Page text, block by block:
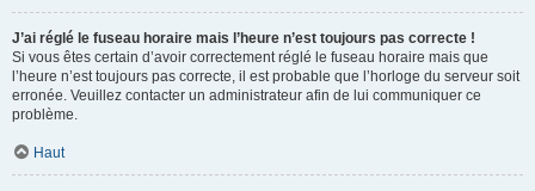
J’ai réglé le fuseau horaire mais l’heure n’est toujours pas correcte !
Si vous êtes certain d’avoir correctement réglé le fuseau horaire mais que
l’heure n’est toujours pas correcte, il est probable que l’horloge du serveur soit
erronée. Veuillez contacter un administrateur afin de lui communiquer ce
problème.
Haut